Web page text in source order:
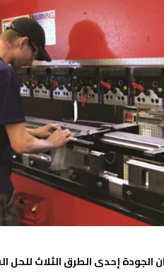
إحدى الطرق الثلاث للحل